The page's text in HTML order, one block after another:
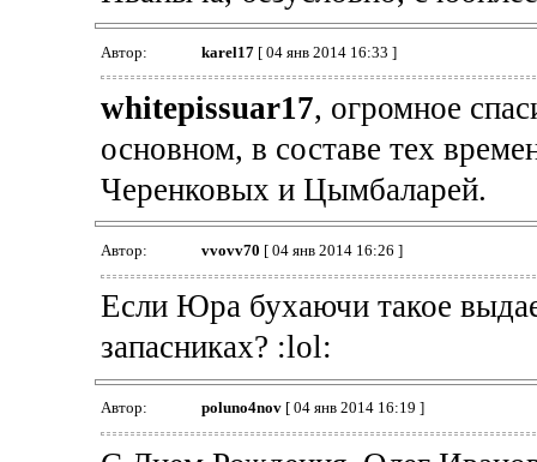
Автор: karel17[ 04 янв 2014 16:33 ]
whitepissuar17, огромное
основном, в составе тех
Черенковых и Цымбаларей.
Автор: vvovv70 [ 04 янв 2014 16:26 ]
Если Юра бухаючи такое
запасниках? :lol:
Автор: poluno4nov[ 04 янв 2014 16:19 ]